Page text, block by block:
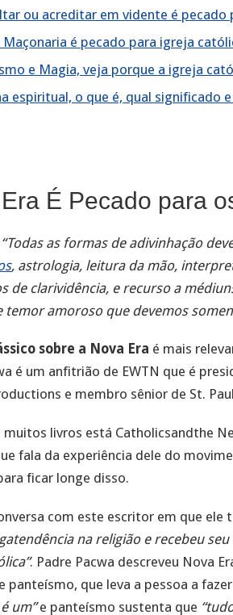
ou acreditar em vidente é pecado
Maçonaria é pecado para igreja
e Magia, veja porque a igreja
espiritual, o que é, qual significado
É Pecado para
“Todas as formas de adivinhação
, astrologia, leitura da mão,
de clarividência, e recurso a
temor amoroso que devemos
sobre a Nova Era é mais
é um anfitrião de EWTN que é
e membro sênior de St.
muitos livros está Catholicsandthe
fala da experiência dele do
ficar longe disso.
com este escritor em que ele
na religião e recebeu
. Padre Pacwa descreveu Nova
panteísmo, que leva a pessoa a
um”e panteísmo sustenta que